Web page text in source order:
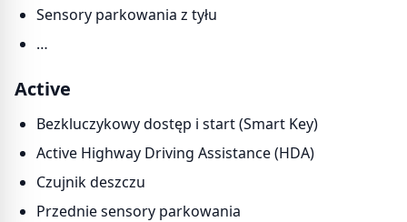
Sensory parkowania z tyłu
…
Active
Bezkluczykowy dostęp i start (Smart Key)
Active Highway Driving Assistance (HDA)
Czujnik deszczu
Przednie sensory parkowania